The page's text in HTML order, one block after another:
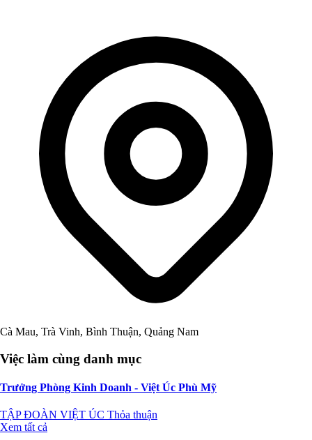
Cà Mau, Trà Vinh, Bình Thuận, Quảng Nam
Việc làm cùng danh mục
Trưởng Phòng Kinh Doanh - Việt Úc Phù Mỹ
TẬP ĐOÀN VIỆT ÚC Thỏa thuận
Xem tất cả